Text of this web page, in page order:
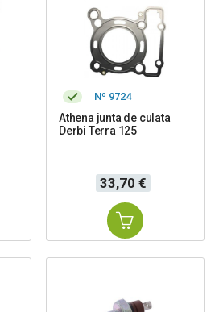
Nº 9724
Athena junta de culata
Derbi Terra 125
Precio
33,70 €